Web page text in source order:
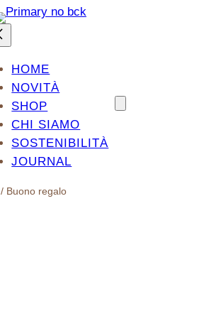
HOME
NOVITÀ
SHOP
CHI SIAMO
SOSTENIBILITÀ
JOURNAL
/ Buono regalo